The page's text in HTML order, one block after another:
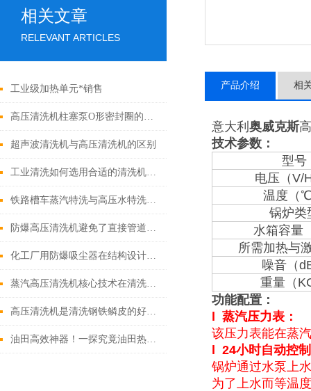
相关文章
RELEVANT ARTICLES
工业级加热单元*销售
高压清洗机柱塞泵O形密封圈的配方设计
超声波清洗机与高压清洗机的区别
工业清洗如何选用合适的清洗机工艺
铁路槽车蒸汽特洗与高压水特洗工艺比较
防爆高压清洗机避免了直接管道供水模式下的水体脉冲
化工厂用防爆吸尘器在结构设计上具有多个特点
蒸汽高压清洗机核心技术在清洗行业
高压清洗机是清洗钢铁鳞皮的好东西
油田高效神器！一探究竟油田热水高压清洗机的核心组件
产品介绍 相
意大利 奥威克斯
技术参数：
型号
电压（V/
温度（
锅炉类
水箱容量
所需加热与
噪音（
重量（
功能配置：
蒸汽压力表 ：
该压力表能在蒸
24小时自动控
锅炉通过水泵上
为了上水而等温